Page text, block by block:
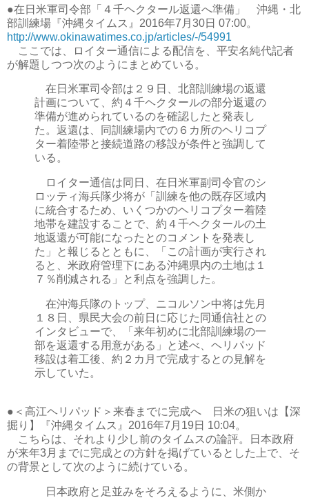
●在日米軍司令部「４千ヘクタール返還へ準備」 沖縄・北
部訓練場『沖縄タイムス』2016年7月30日 07:00。
http://www.okinawatimes.co.jp/articles/-/54991
ここでは、ロイター通信による配信を、平安名純代記者
が解題しつつ次のようにまとめている。
在日米軍司令部は２９日、北部訓練場の返還
計画について、約４千ヘクタールの部分返還の
準備が進められているのを確認したと発表し
た。返還は、同訓練場内での６カ所のヘリコプ
ター着陸帯と接続道路の移設が条件と強調して
いる。
ロイター通信は同日、在日米軍副司令官のシ
ロッティ海兵隊少将が「訓練を他の既存区域内
に統合するため、いくつかのヘリコプター着陸
地帯を建設することで、約４千ヘクタールの土
地返還が可能になったとのコメントを発表し
た」と報じるとともに、「この計画が実行され
ると、米政府管理下にある沖縄県内の土地は１
７％削減される」と利点を強調した。
在沖海兵隊のトップ、ニコルソン中将は先月
１８日、県民大会の前日に応じた同通信社との
インタビューで、「来年初めに北部訓練場の一
部を返還する用意がある」と述べ、ヘリパッド
移設は着工後、約２カ月で完成するとの見解を
示していた。
●＜高江ヘリパッド＞来春までに完成へ 日米の狙いは【深
掘り】『沖縄タイムス』2016年7月19日 10:04。
こちらは、それより少し前のタイムスの論評。日本政府
が来年3月までに完成との方針を掲げているとした上で、そ
の背景として次のように続けている。
日本政府と足並みをそろえるように、米側か